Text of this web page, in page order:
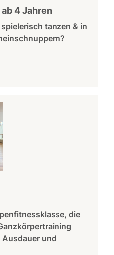
4 Jahren
tanzen & in
die
und